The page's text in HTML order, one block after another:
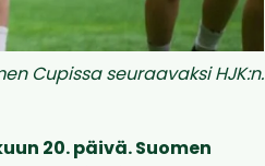
Cupissa seuraavaksi HJK:n.
20. päivä. Suomen